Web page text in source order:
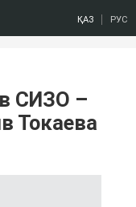
ҚАЗ РУС
СИЗО –
Токаева